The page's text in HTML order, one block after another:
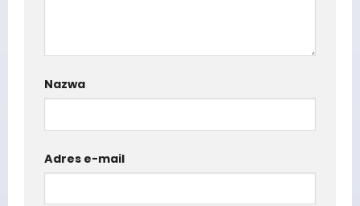
Nazwa
Adres e-mail